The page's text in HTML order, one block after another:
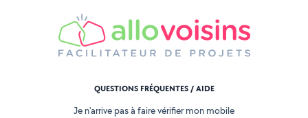
QUESTIONS FRÉQUENTES / AIDE
Je n'arrive pas à faire vérifier mon mobile